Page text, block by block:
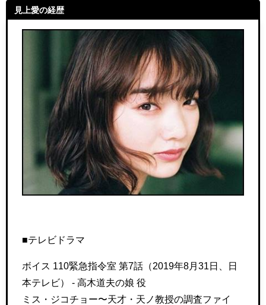
見上愛の経歴
■テレビドラマ
ボイス 110緊急指令室 第7話（2019年8月31日、日
本テレビ） - 高木道夫の娘 役
ミス・ジコチョー〜天才・天ノ教授の調査ファイ